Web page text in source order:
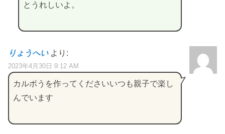
とうれしいよ。
りょうへい より:
2023年4月30日 9:12 AM
カルボうを作ってくださいいつも親子で楽し
んでいます